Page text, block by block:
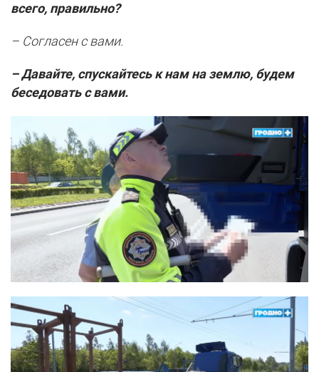
всего, правильно?
– Согласен с вами.
– Давайте, спускайтесь к нам на землю, будем
беседовать с вами.